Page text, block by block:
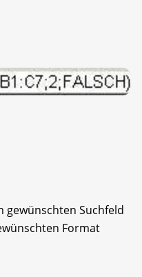
gewünschten Suchfeld
Format